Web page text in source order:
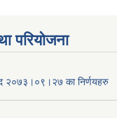
परियोजना
२०७३।०९।२७ का निर्णयहरु